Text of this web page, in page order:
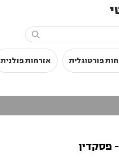

פורטוגלית אזרחות פולנית
פסקדין